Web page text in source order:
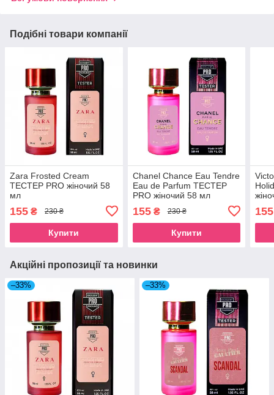
Подібні товари компанії
Zara Frosted Cream
ТЕСТЕР PRO жіночий 58
мл
155 ₴ 230 ₴
Купити
Chanel Chance Eau Tendre
Eau de Parfum ТЕСТЕР
PRO жіночий 58 мл
155₴ 230 ₴
Купити
155
Акційні пропозиції та новинки
–33% –33%